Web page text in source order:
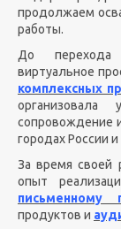
продолжаем
работы.
До перехода
виртуальное
комплексных
организовала
сопровождение
городах России
За время своей
опыт
письменному
продуктов и